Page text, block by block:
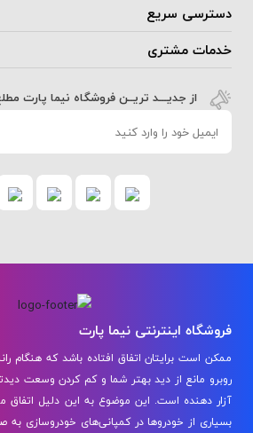
دسترسی سریع
خدمات مشتری
از جدیـــد تریــن فروشگاه نیما پارت
فروشگاه اینترنتی نیما پارت
ممکن است برایتان اتفاق افتاده باشد که هنگام
روبرو مانع از دید بهتر شما و کم کردن وسعت
آزار دهنده است. این موضوع به این دلیل اتفاق
بسیاری از خودروها در کمپانی‌های خودروسازی